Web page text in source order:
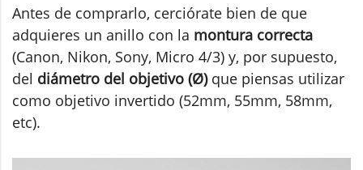
Antes de comprarlo, cerciórate bien de que
adquieres un anillo con la montura correcta
(Canon, Nikon, Sony, Micro 4/3) y, por supuesto,
del diámetro del objetivo (Ø)que piensas utilizar
como objetivo invertido (52mm, 55mm, 58mm,
etc).